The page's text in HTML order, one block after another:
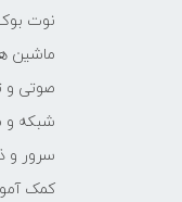
نوت
ماشین
صوتی و
شبکه و
سرور و
کمک